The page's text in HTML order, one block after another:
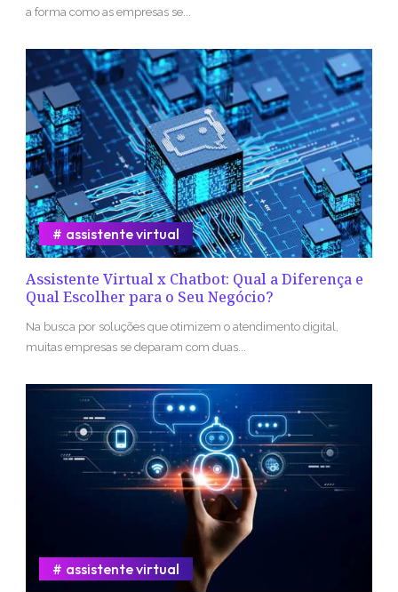
a forma como as empresas se...
Assistente Virtual x Chatbot: Qual a Diferença e
Qual Escolher para o Seu Negócio?
assistente virtual
Na busca por soluções que otimizem o atendimento digital,
muitas empresas se deparam com duas...
assistente virtual